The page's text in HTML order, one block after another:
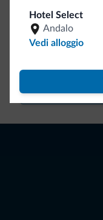
Hotel Select
Andalo
Vedi alloggio